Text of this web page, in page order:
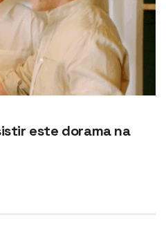
este dorama na